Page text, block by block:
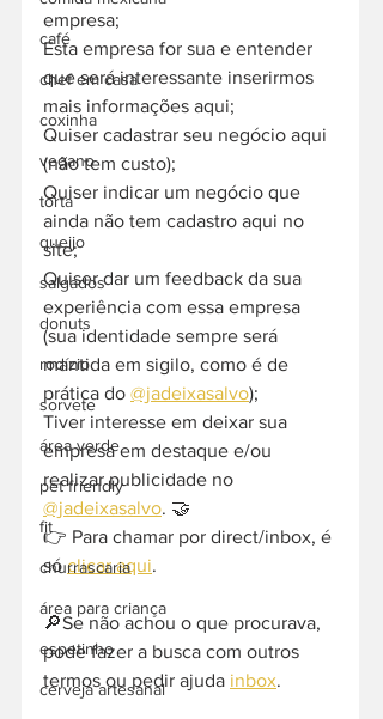
café
chef em casa
coxinha
vegano
torta
queijo
salgados
donuts
rodízio
sorvete
área verde
pet friendly
fit
churrascaria
área para criança
espetinho
cerveja artesanal
empresa;
Esta empresa for sua e entender
que será interessante inserirmos
mais informações aqui;
Quiser cadastrar seu negócio aqui
(não tem custo);
Quiser indicar um negócio que
ainda não tem cadastro aqui no
site;
Quiser dar um feedback da sua
experiência com essa empresa
(sua identidade sempre será
mantida em sigilo, como é de
prática do @jadeixasalvo);
Tiver interesse em deixar sua
empresa em destaque e/ou
realizar publicidade no
@jadeixasalvo. 🤝
👉 Para chamar por direct/inbox, é
só clicar aqui.
🔎Se não achou o que procurava,
pode fazer a busca com outros
termos ou pedir ajuda inbox.